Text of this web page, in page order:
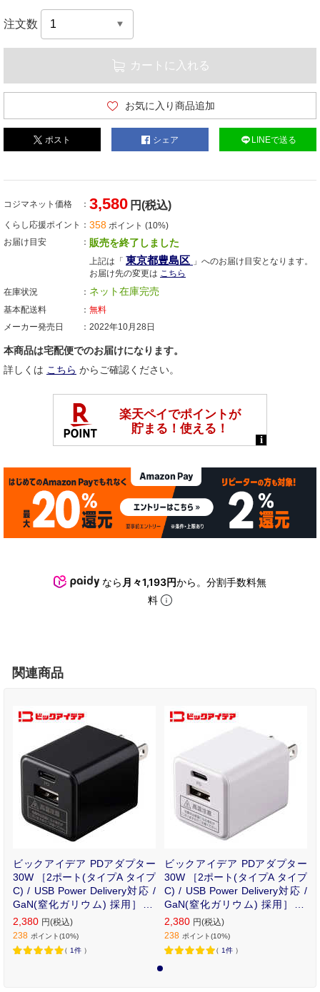
注文数
カートに入れる
お気に入り商品追加
ポスト シェア LINEで送る
コジマネット価格 3,580 円(税込)
くらし応援ポイント 358 ポイント (10%)
お届け目安
販売を終了しました
上記は「 東京都豊島区 」へのお届け目安となります。
お届け先の変更は こちら
在庫状況
ネット在庫完売
基本配送料
無料
メーカー発売日
2022年10月28日
本商品は宅配便でのお届けになります。
詳しくは こちら からご確認ください。
なら 月々1,193円から。分割手数料無
料
関連商品
ビックアイデア PDアダプター
30W ［2ポート(タイプA タイプ
C) / USB Power Delivery対応 /
GaN(窒化ガリウム) 採用］ ブ
ラック BIT-ACPD302AK
2,380 円(税込)
238 ポイント(10%)
（ 1件 ）
ビックアイデア PDアダプター
30W ［2ポート(タイプA タイプ
C) / USB Power Delivery対応 /
GaN(窒化ガリウム) 採用］ ホ
ワイト BIT-ACPD302AW
2,380 円(税込)
238 ポイント(10%)
（ 1件 ）